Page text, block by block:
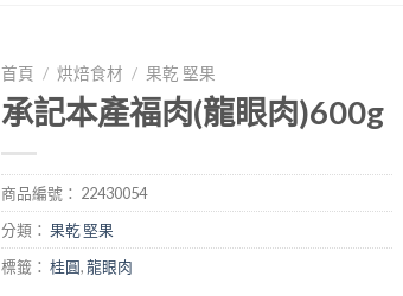
首頁 / 烘焙食材 / 果乾 堅果
承記本產福肉(龍眼肉)600g
商品編號： 22430054
分類： 果乾 堅果
標籤： 桂圓,龍眼肉